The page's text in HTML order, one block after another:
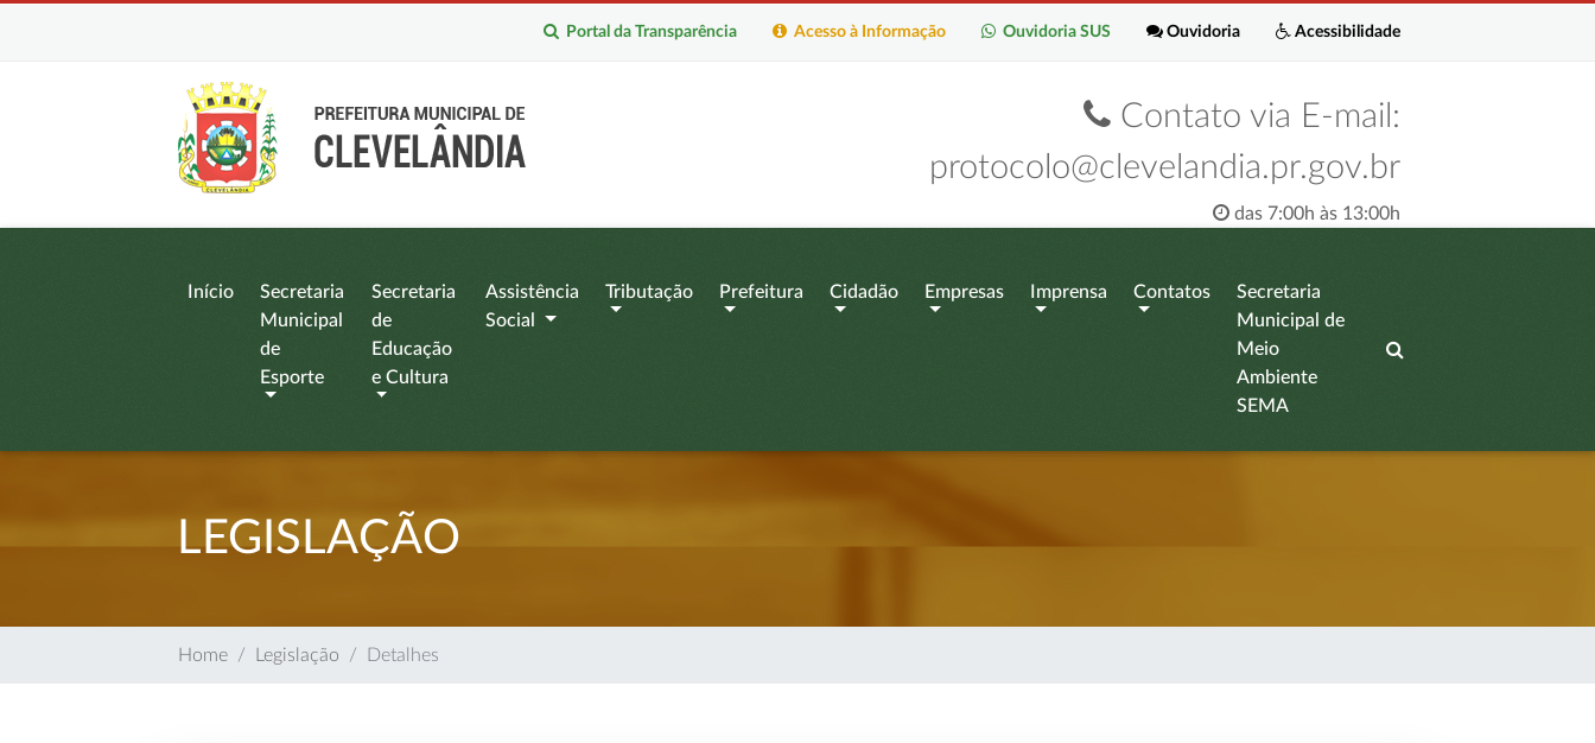
Acessibilidade
Ouvidoria
Ouvidoria SUS
Acesso à Informação
Portal da Transparência
Contato via E-mail:
protocolo@clevelandia.pr.gov.br
das 7:00h às 13:00h
Início
Secretaria
Municipal
de
Esporte
Secretaria
de
Educação
e Cultura
Assistência
Social
Tributação Prefeitura Cidadão Empresas Imprensa Contatos
Secretaria
Municipal de
Meio
Ambiente
SEMA
LEGISLAÇÃO
Home Legislação Detalhes